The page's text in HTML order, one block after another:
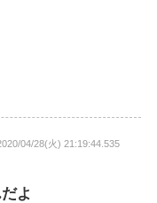
04/28(火) 21:19:44.535
よ